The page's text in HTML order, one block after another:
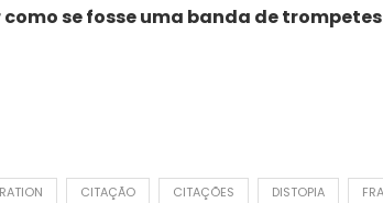
se fosse uma banda de
CITAÇÃO CITAÇÕES DISTOPIA